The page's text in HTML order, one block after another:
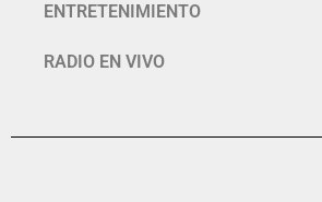
ENTRETENIMIENTO
RADIO EN VIVO